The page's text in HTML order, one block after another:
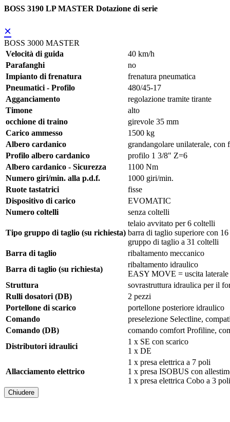
BOSS 3190 LP MASTER Dotazione di serie
×
BOSS 3000 MASTER
Velocità di guida
40 km/h
Parafanghi
no
Impianto di frenatura
frenatura pneumatica
Pneumatici - Profilo
480/45-17
Agganciamento
regolazione tramite tirante
Timone
alto
occhione di traino
girevole 35 mm
Carico ammesso
1500 kg
Albero cardanico
grandangolare unilaterale,
Profilo albero cardanico
profilo 1 3/8" Z=6
Albero cardanico - Sicurezza
1100 Nm
Numero giri/min. alla p.d.f.
1000 giri/min.
Ruote tastatrici
fisse
Dispositivo di carico
EVOMATIC
Numero coltelli
senza coltelli
Tipo gruppo di taglio (su richiesta)
telaio avvitato per 6 coltelli
barra di taglio superiore con
gruppo di taglio a 31 coltelli
Barra di taglio
ribaltamento meccanico
Barra di taglio (su richiesta)
ribaltamento idraulico
EASY MOVE = uscita laterale
Struttura
sovrastruttura idraulica per il
Rulli dosatori (DB)
2 pezzi
Portellone di scarico
portellone posteriore idraulico
Comando
preselezione Selectline,
Comando (DB)
comando comfort Profiline,
Distributori idraulici
1 x SE con scarico
1 x DE
Allacciamento elettrico
1 x presa elettrica a 7 poli
1 x presa ISOBUS con
1 x presa elettrica Cobo a 3
Chiudere